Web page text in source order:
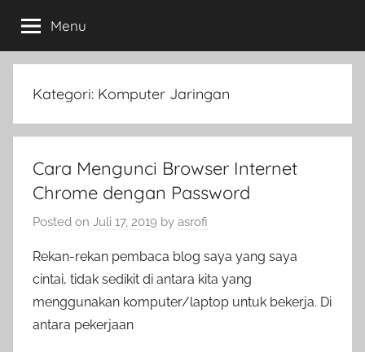
Menu
Kategori: Komputer Jaringan
Cara Mengunci Browser Internet
Chrome dengan Password
Posted on Juli 17, 2019 by asrofi
Rekan-rekan pembaca blog saya yang saya
cintai, tidak sedikit di antara kita yang
menggunakan komputer/laptop untuk bekerja. Di
antara pekerjaan